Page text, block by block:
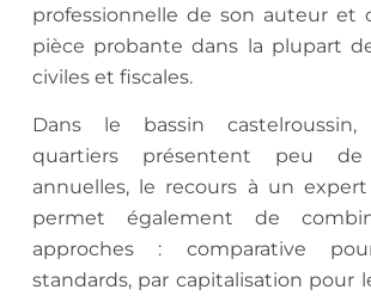
professionnelle de son auteur et
pièce probante dans la plupart
civiles et fiscales.
Dans le bassin
quartiers présentent peu de
annuelles, le recours à un
permet également de
approches : comparative
standards, par capitalisation pour